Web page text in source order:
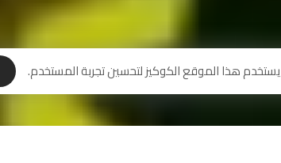
يستخدم هذا الموقع الكوكيز لتحسين تجربة المستخدم.